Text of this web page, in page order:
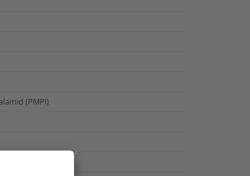
(PMPI)